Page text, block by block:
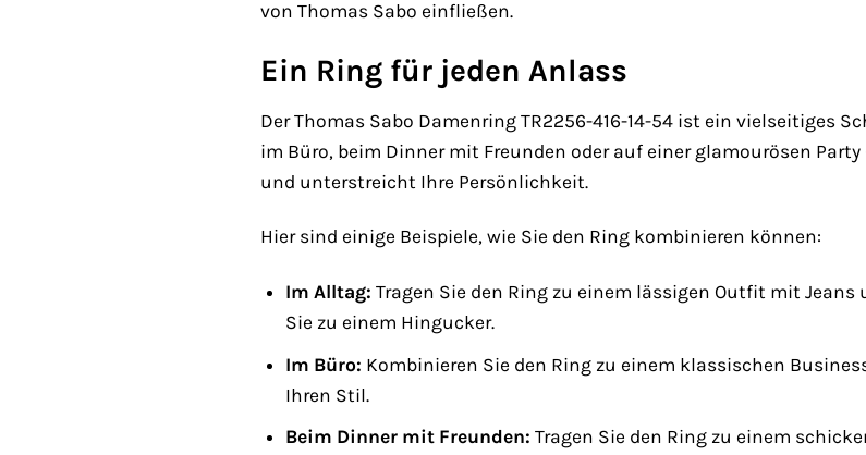
von Thomas Sabo einfließen.
Ein Ring für jeden Anlass
Der Thomas Sabo Damenring TR2256-416-14-54 ist ein vielseitiges
im Büro, beim Dinner mit Freunden oder auf einer glamourösen
und unterstreicht Ihre Persönlichkeit.
Hier sind einige Beispiele, wie Sie den Ring kombinieren können:
Im Alltag: Tragen Sie den Ring zu einem lässigen Outfit mit
Sie zu einem Hingucker.
Im Büro: Kombinieren Sie den Ring zu einem klassischen
Ihren Stil.
Beim Dinner mit Freunden: Tragen Sie den Ring zu einem